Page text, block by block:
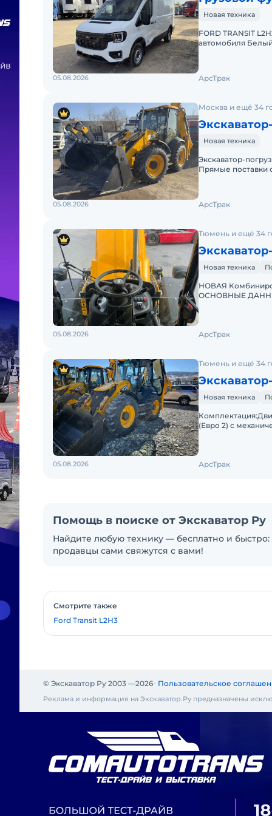
Новая техника
FORD TRANSIT
автомобиля
05.08.2026 АрсТрак
Москва и ещё 34
Новая техника
Экcкавaтор-
Прямые поставки
05.08.2026 АрсТрак
Тюмень и ещё 34
Новая техника
НОВАЯ
ОСНОВНЫЕ
05.08.2026 АрсТрак
Тюмень и ещё 34
Новая техника
(Евро 2) с
05.08.2026 АрсТрак
Помощь в поиске от Экскаватор Ру
Найдите любую технику — бесплатно и быстро:
продавцы сами свяжутся с вами!
Смотрите также
Ford Transit L2H3
© Экскаватор Ру 2003 —2026 Пользовательское
Реклама и информация на Экскаватор.Ру предназначены